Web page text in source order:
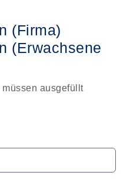
(Firma)
(Erwachsene
ausgefüllt